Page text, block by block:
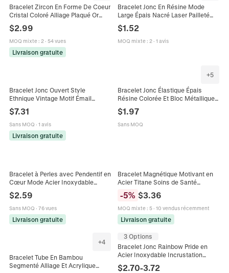
Bracelet Zircon En Forme De Coeur
Cristal Coloré Alliage Plaqué Or
Élastique Bijoux De Mode Pour
Femmes
$2.99
MOQ mixte: 2· 54 vues
Livraison gratuite
Bracelet Jonc En Résine Mode
Large Épais Nacré Laser Pailleté
Coloré Style Ins Rétro Exagéré
Bijoux Pour Femmes
$1.52
MOQ mixte: 2· 1 avis
Bracelet Jonc Ouvert Style
Ethnique Vintage Motif Émail
Coloré Acier Inoxydable Plaqué Or
Bijoux Mode Femme
$7.31
Sans MOQ · 1 avis
Livraison gratuite
+5
Bracelet Jonc Élastique Épais
Résine Colorée Et Bloc Métallique
Bijoux Mode Rétro Géométriques
Accessoires Femmes
$1.97
Sans MOQ
Bracelet à Perles avec Pendentif en
Cœur Mode Acier Inoxydable
Colorées Bijoux pour Femmes
Style Pandora
$2.59
Sans MOQ · 76 vues
Livraison gratuite
Bracelet Magnétique Motivant en
Acier Titane Soins de Santé
avec Chaîne Cubaine Colorée
-5% $3.36
MOQ mixte: 5· 10 vendus récemment
Livraison gratuite
+4
Bracelet Tube En Bambou
Segmenté Alliage Et Acrylique
3 Options
Bracelet Jonc Rainbow Pride en
Acier Inoxydable Incrustation
Colorés pour Hommes Femmes
$2.70-3.72